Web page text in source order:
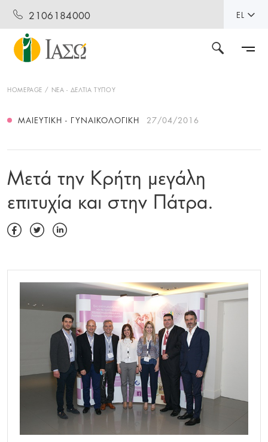
2106184000 EL
HOMEPAGE ΝΕΑ - ΔΕΛΤΙΑ ΤΥΠΟΥ
ΜΑΙΕΥΤΙΚΉ - ΓΥΝΑΙΚΟΛΟΓΙΚΉ 27/04/2016
Μετά την Κρήτη μεγάλη
επιτυχία και στην Πάτρα.